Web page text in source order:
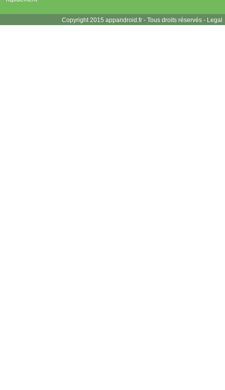
Copyright 2015 appandroid.fr - Tous droits réservés - Legal